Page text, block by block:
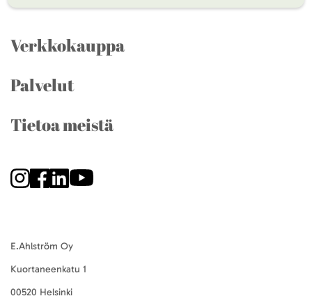
Verkkokauppa
Palvelut
Tietoa meistä
E.Ahlström Oy
Kuortaneenkatu 1
00520 Helsinki